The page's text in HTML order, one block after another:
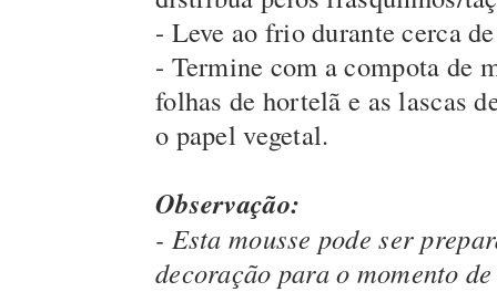
- Leve ao frio durante cerca
- Termine com a compota de
folhas de hortelã e as lascas
o papel vegetal.
Observação:
- Esta mousse pode ser
decoração para o momento